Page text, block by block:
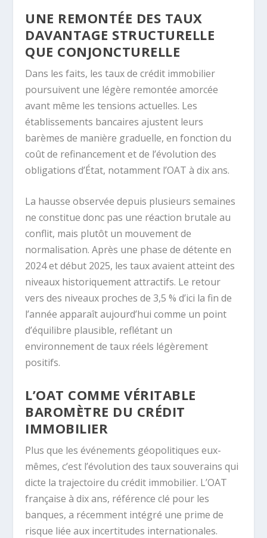
UNE REMONTÉE DES TAUX
DAVANTAGE STRUCTURELLE
QUE CONJONCTURELLE
Dans les faits, les taux de crédit immobilier
poursuivent une légère remontée amorcée
avant même les tensions actuelles. Les
établissements bancaires ajustent leurs
barèmes de manière graduelle, en fonction du
coût de refinancement et de l’évolution des
obligations d’État, notamment l’OAT à dix ans.
La hausse observée depuis plusieurs semaines
ne constitue donc pas une réaction brutale au
conflit, mais plutôt un mouvement de
normalisation. Après une phase de détente en
2024 et début 2025, les taux avaient atteint des
niveaux historiquement attractifs. Le retour
vers des niveaux proches de 3,5 % d’ici la fin de
l’année apparaît aujourd’hui comme un point
d’équilibre plausible, reflétant un
environnement de taux réels légèrement
positifs.
L’OAT COMME VÉRITABLE
BAROMÈTRE DU CRÉDIT
IMMOBILIER
Plus que les événements géopolitiques eux-
mêmes, c’est l’évolution des taux souverains qui
dicte la trajectoire du crédit immobilier. L’OAT
française à dix ans, référence clé pour les
banques, a récemment intégré une prime de
risque liée aux incertitudes internationales.